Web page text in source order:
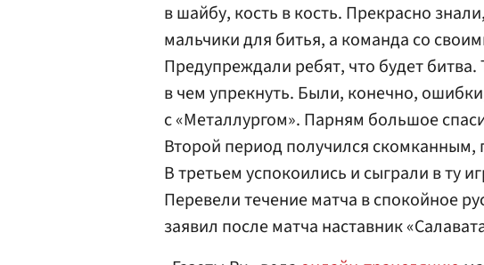
в шайбу, кость в кость. Прекрасно
мальчики для битья, а команда со
Предупреждали ребят, что будет
в чем упрекнуть. Были, конечно,
с «Металлургом». Парням большое
Второй период получился
В третьем успокоились и сыграли в ту
Перевели течение матча в спокойное
заявил после матча наставник